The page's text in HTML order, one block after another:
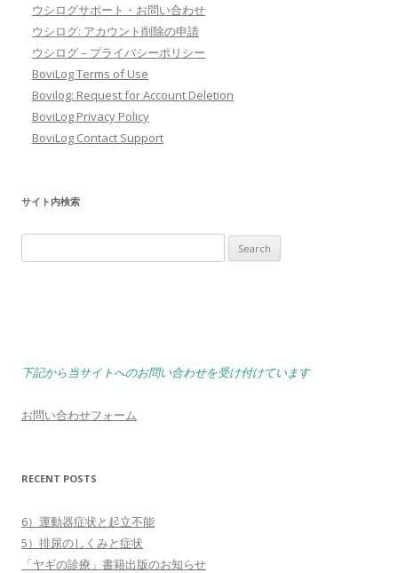
ウシログサポート・お問い合わせ
ウシログ: アカウント削除の申請
ウシログ – プライバシーポリシー
BoviLog Terms of Use
Bovilog: Request for Account Deletion
BoviLog Privacy Policy
BoviLog Contact Support
サイト内検索
for:
下記から当サイトへのお問い合わせを受け付けています
お問い合わせフォーム
RECENT POSTS
6）運動器症状と起立不能
5）排尿のしくみと症状
「ヤギの診療」書籍出版のお知らせ